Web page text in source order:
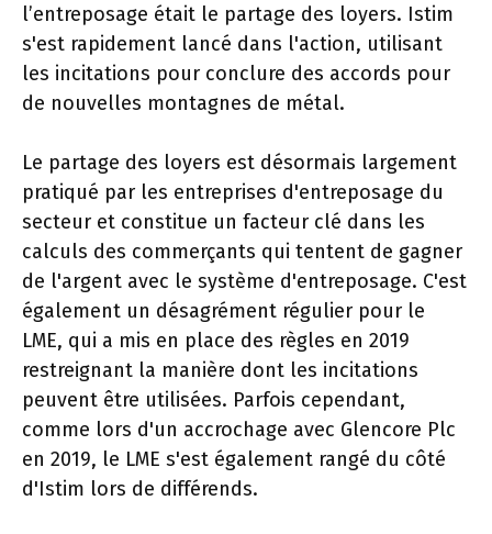
l’entreposage était le partage des loyers. Istim
s'est rapidement lancé dans l'action, utilisant
les incitations pour conclure des accords pour
de nouvelles montagnes de métal.
Le partage des loyers est désormais largement
pratiqué par les entreprises d'entreposage du
secteur et constitue un facteur clé dans les
calculs des commerçants qui tentent de gagner
de l'argent avec le système d'entreposage. C'est
également un désagrément régulier pour le
LME, qui a mis en place des règles en 2019
restreignant la manière dont les incitations
peuvent être utilisées. Parfois cependant,
comme lors d'un accrochage avec Glencore Plc
en 2019, le LME s'est également rangé du côté
d'Istim lors de différends.